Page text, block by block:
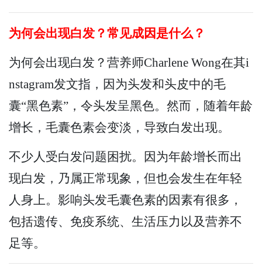
为何会出现白发？常见成因是什么？
为何会出现白发？营养师Charlene Wong在其i
nstagram发文指，因为头发和头皮中的毛
囊“黑色素”，令头发呈黑色。然而，随着年龄
增长，毛囊色素会变淡，导致白发出现。
不少人受白发问题困扰。因为年龄增长而出
现白发，乃属正常现象，但也会发生在年轻
人身上。影响头发毛囊色素的因素有很多，
包括遗传、免疫系统、生活压力以及营养不
足等。